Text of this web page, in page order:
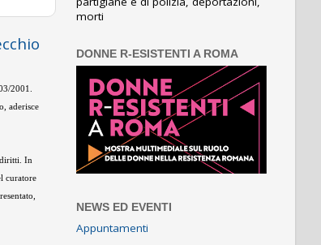
2001.
aderisce
diritti. In
curatore
morti
DONNE R-ESISTENTI A ROMA
NEWS ED EVENTI
Appuntamenti